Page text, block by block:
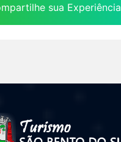
sua Experiência